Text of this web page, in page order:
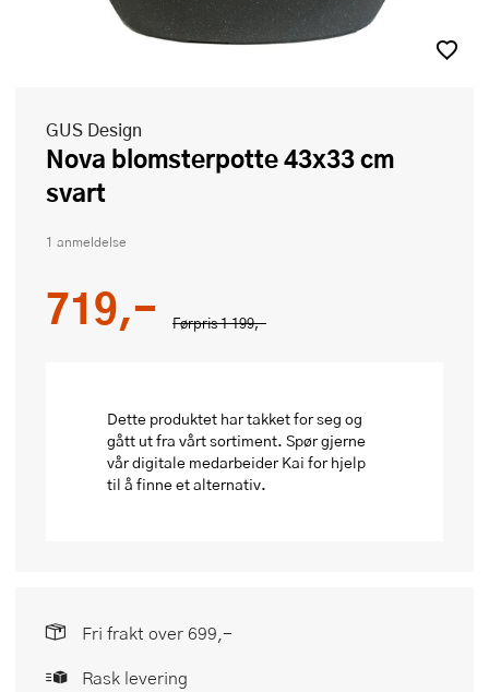
GUS Design
Nova blomsterpotte 43x33 cm
svart
1 anmeldelse
Førpris1 199,-
719,-
Dette produktet har takket for seg og
gått ut fra vårt sortiment. Spør gjerne
vår digitale medarbeider Kai for hjelp
til å finne et alternativ.
Fri frakt over 699,-
Rask levering